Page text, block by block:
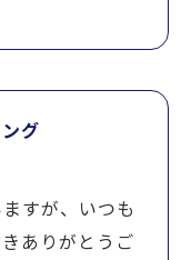
グ
すが、いつも
ありがとうご